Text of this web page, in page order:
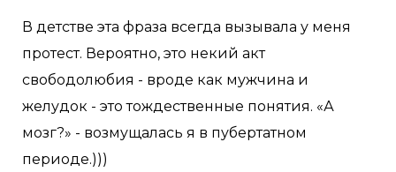
В детстве эта фраза всегда вызывала у меня
протест. Вероятно, это некий акт
свободолюбия - вроде как мужчина и
желудок - это тождественные понятия. «А
мозг?» - возмущалась я в пубертатном
периоде.)))